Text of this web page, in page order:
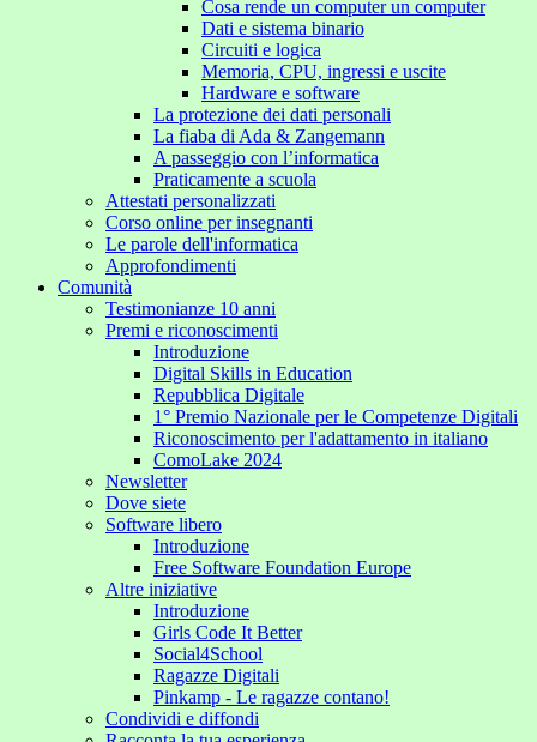
Cosa rende un computer un computer
Dati e sistema binario
Circuiti e logica
Memoria, CPU, ingressi e uscite
Hardware e software
La protezione dei dati personali
La fiaba di Ada & Zangemann
A passeggio con l’informatica
Praticamente a scuola
Attestati personalizzati
Corso online per insegnanti
Le parole dell'informatica
Approfondimenti
Comunità
Testimonianze 10 anni
Premi e riconoscimenti
Introduzione
Digital Skills in Education
Repubblica Digitale
1° Premio Nazionale per le Competenze Digitali
Riconoscimento per l'adattamento in italiano
ComoLake 2024
Newsletter
Dove siete
Software libero
Introduzione
Free Software Foundation Europe
Altre iniziative
Introduzione
Girls Code It Better
Social4School
Ragazze Digitali
Pinkamp - Le ragazze contano!
Condividi e diffondi